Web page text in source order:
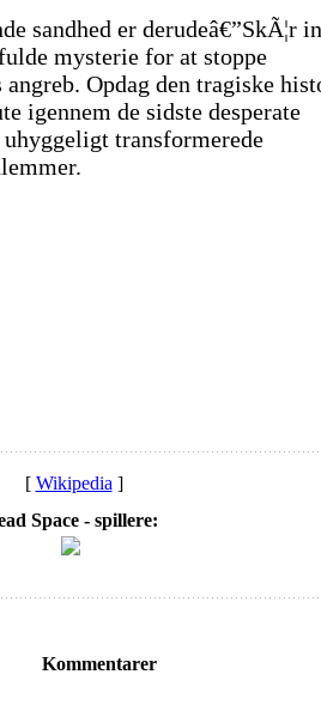
sandhed er derudeâ€”SkÃ¦r
mysterie for at stoppe
angreb. Opdag den tragiske
igennem de sidste desperate
transformerede
[ Wikipedia ]
Space - spillere:
Kommentarer